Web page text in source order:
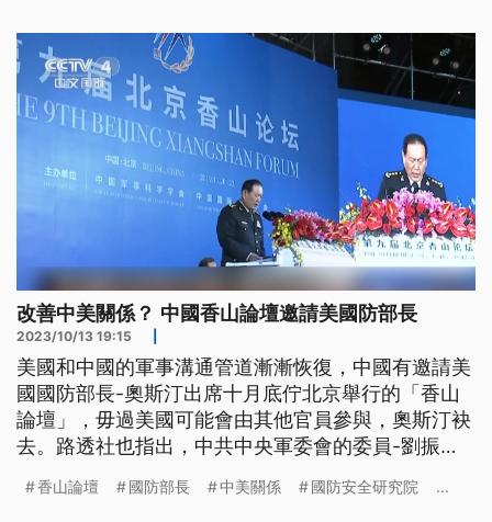
改善中美關係？ 中國香山論壇邀請美國防部長
2023/10/13 19:15
美國和中國的軍事溝通管道漸漸恢復，中國有邀請美
國國防部長-奧斯汀出席十月底佇北京舉行的「香山
論壇」，毋過美國可能會由其他官員參與，奧斯汀袂
去。路透社也指出，中共中央軍委會的委員-劉振
共可能佇香山論壇舉辦進前宣佈。（這條新聞標題、
香山論壇 國防部長 中美關係 國防安全研究院 ...